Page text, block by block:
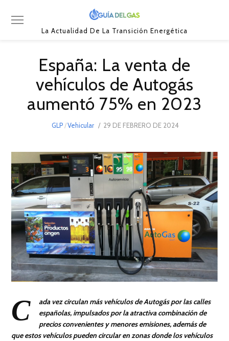
La Actualidad De La Transición Energética
España: La venta de
vehículos de Autogás
aumentó 75% en 2023
GLP /Vehicular
POSTED
29 DE FEBRERO DE 202429
DE
2024
C
ada vez circulan más vehículos de Autogás por las calles
españolas, impulsados por la atractiva combinación de
precios convenientes y menores emisiones, además de
que estos vehículos pueden circular en zonas donde los vehículos